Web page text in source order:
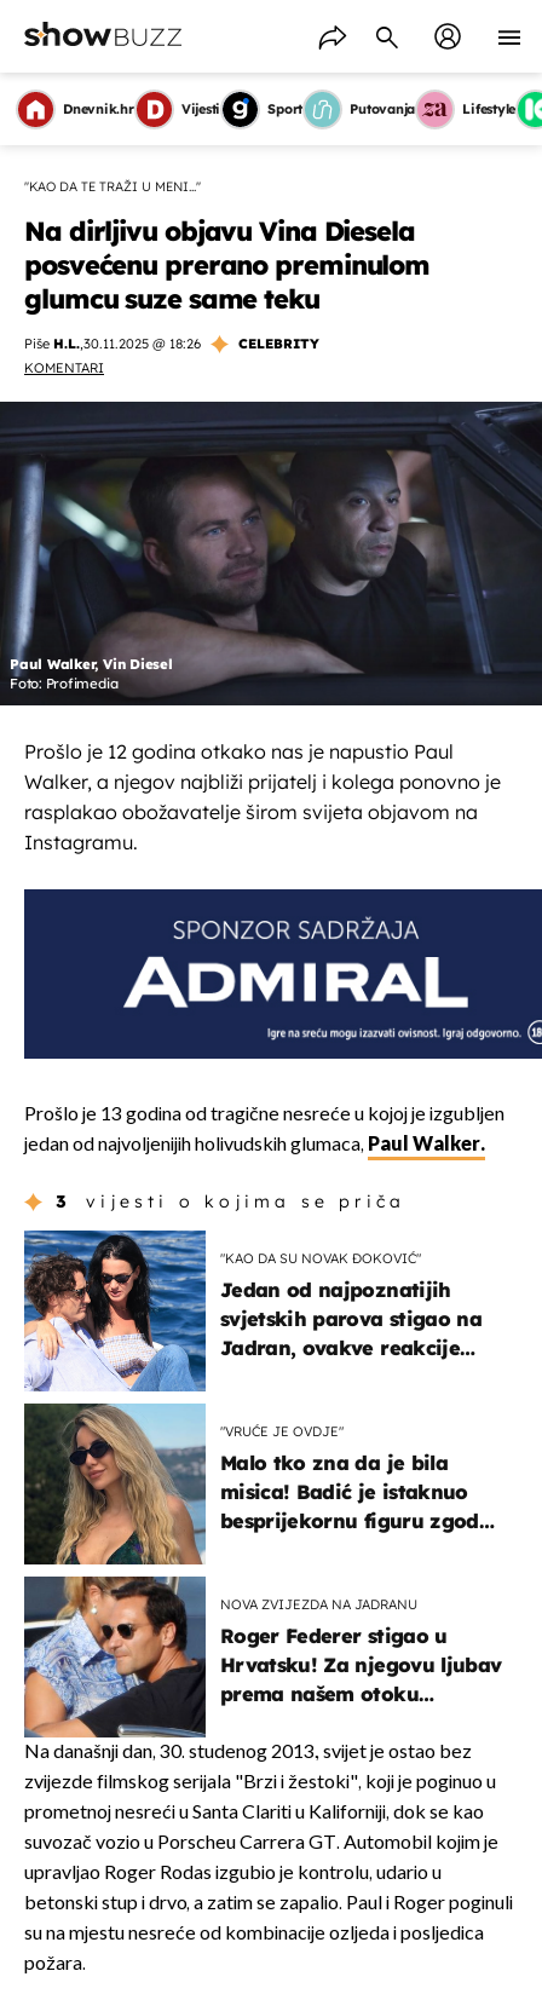
Dnevnik.hr Vijesti Sport Putovanja Lifestyle
''KAO DA TE TRAŽI U MENI...''
Na dirljivu objavu Vina Diesela
posvećenu prerano preminulom
glumcu suze same teku
Piše H.L.,30.11.2025 @ 18:26
CELEBRITY
KOMENTARI
Paul Walker, Vin Diesel
Foto: Profimedia
Prošlo je 12 godina otkako nas je napustio Paul
Walker, a njegov najbliži prijatelj i kolega ponovno je
rasplakao obožavatelje širom svijeta objavom na
Instagramu.
Prošlo je 13 godina od tragične nesreće u kojoj je izgubljen
jedan od najvoljenijih holivudskih glumaca, Paul Walker.
3 vijesti o kojima se priča
"KAO DA SU NOVAK ĐOKOVIĆ"
Jedan od najpoznatijih
svjetskih parova stigao na
Jadran, ovakve reakcije
"VRUĆE JE OVDJE"
Malo tko zna da je bila
misica! Badić je istaknuo
besprijekornu figuru zgodne
NOVA ZVIJEZDA NA JADRANU
Roger Federer stigao u
Hrvatsku! Za njegovu ljubav
prema našem otoku
Hrvat
Na današnji dan, 30. studenog 2013., svijet je ostao bez
zvijezde filmskog serijala "Brzi i žestoki", koji je poginuo u
prometnoj nesreći u Santa Clariti u Kaliforniji, dok se kao
suvozač vozio u Porscheu Carrera GT. Automobil kojim je
upravljao Roger Rodas izgubio je kontrolu, udario u
betonski stup i drvo, a zatim se zapalio. Paul i Roger poginuli
su na mjestu nesreće od kombinacije ozljeda i posljedica
požara.
OMOGUĆI OBAVIJESTI